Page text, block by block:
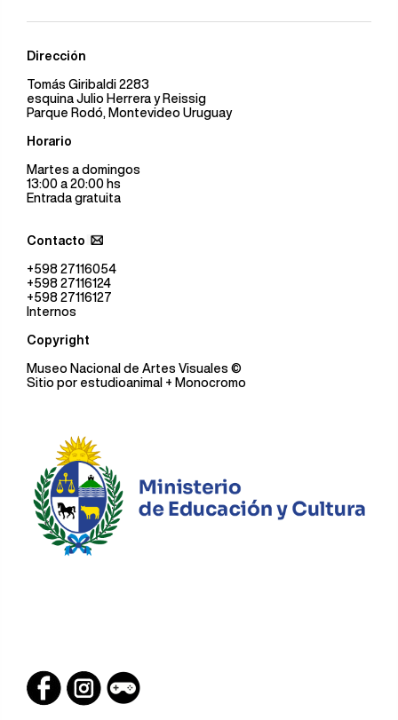
Dirección
Tomás Giribaldi 2283
esquina Julio Herrera y Reissig
Parque Rodó, Montevideo Uruguay
Horario
Martes a domingos
13:00 a 20:00 hs
Entrada gratuita
Contacto
+598 27116054
+598 27116124
+598 27116127
Internos
Copyright
Museo Nacional de Artes Visuales ©
Sitio por estudioanimal + Monocromo